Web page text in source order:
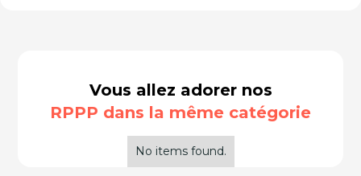
Vous allez adorer nos
RPPP dans la même catégorie
No items found.